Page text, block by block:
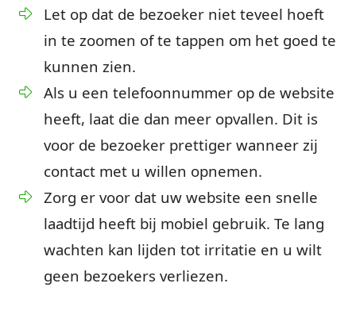
Let op dat de bezoeker niet teveel hoeft
in te zoomen of te tappen om het goed te
kunnen zien.
Als u een telefoonnummer op de website
heeft, laat die dan meer opvallen. Dit is
voor de bezoeker prettiger wanneer zij
contact met u willen opnemen.
Zorg er voor dat uw website een snelle
laadtijd heeft bij mobiel gebruik. Te lang
wachten kan lijden tot irritatie en u wilt
geen bezoekers verliezen.